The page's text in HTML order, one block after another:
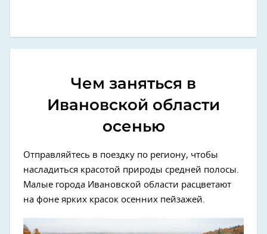
Чем заняться в
Ивановской области
осенью
Отправляйтесь в поездку по региону, чтобы
насладиться красотой природы средней полосы.
Малые города Ивановской области расцветают
на фоне ярких красок осенних пейзажей.